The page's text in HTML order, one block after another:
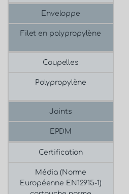
Enveloppe
Filet en polypropylène
Coupelles
Polypropylène
Joints
EPDM
Certification
Média (Norme
Européenne EN12915-1)